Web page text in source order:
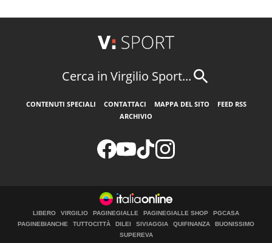
Cerca in Virgilio Sport...
CONTENUTI SPECIALI CONTATTACI MAPPA DEL SITO
FEED RSS
ARCHIVIO
LIBERO VIRGILIO PAGINEGIALLE PAGINEGIALLE SHOP
PGCASA
PAGINEBIANCHE
TUTTOCITTÀ DILEI SIVIAGGIA QUIFINANZA
BUONISSIMO
SUPEREVA